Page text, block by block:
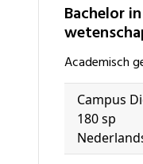
bachelor in de industriële
academisch
Campus
180 sp